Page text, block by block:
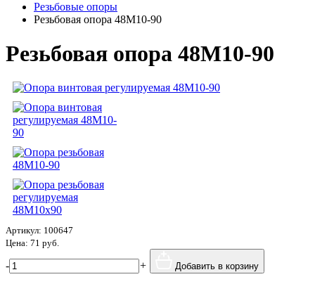
Резьбовые опоры
Резьбовая опора 48М10-90
Резьбовая опора 48М10-90
Артикул: 100647
Цена: 71 руб.
- + Добавить в корзину